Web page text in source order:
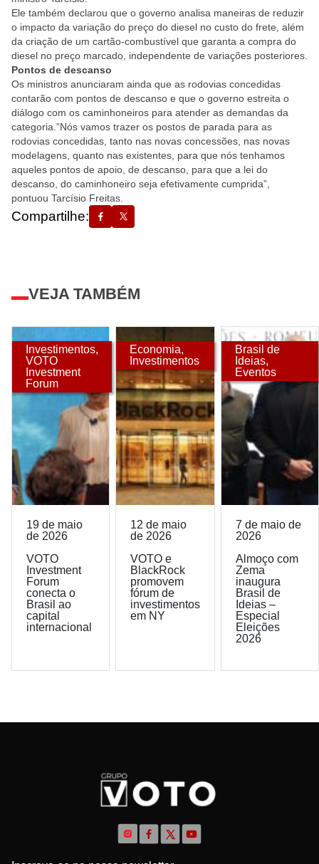
Ele também declarou que o governo analisa maneiras de reduzir
o impacto da variação do preço do diesel no custo do frete, além
da criação de um cartão-combustível que garanta a compra do
diesel no preço marcado, independente de variações posteriores.
Pontos de descanso
Os ministros anunciaram ainda que as rodovias concedidas
contarão com pontos de descanso e que o governo estreita o
diálogo com os caminhoneiros para atender as demandas da
categoria.”Nós vamos trazer os postos de parada para as
rodovias concedidas, tanto nas novas concessões, nas novas
modelagens, quanto nas existentes, para que nós tenhamos
aqueles pontos de apoio, de descanso, para que a lei do
descanso, do caminhoneiro seja efetivamente cumprida”,
pontuou Tarcísio Freitas.
Compartilhe:
VEJA TAMBÉM
Investimentos,
VOTO
Investment
Forum
19 de maio
de 2026
VOTO
Investment
Forum
conecta o
Brasil ao
capital
internacional
Economia,
Investimentos
12 de maio
de 2026
VOTO e
BlackRock
promovem
fórum de
investimentos
em NY
Brasil de
Ideias,
Eventos
7 de maio de
2026
Almoço com
Zema
inaugura
Brasil de
Ideias –
Especial
Eleições
2026